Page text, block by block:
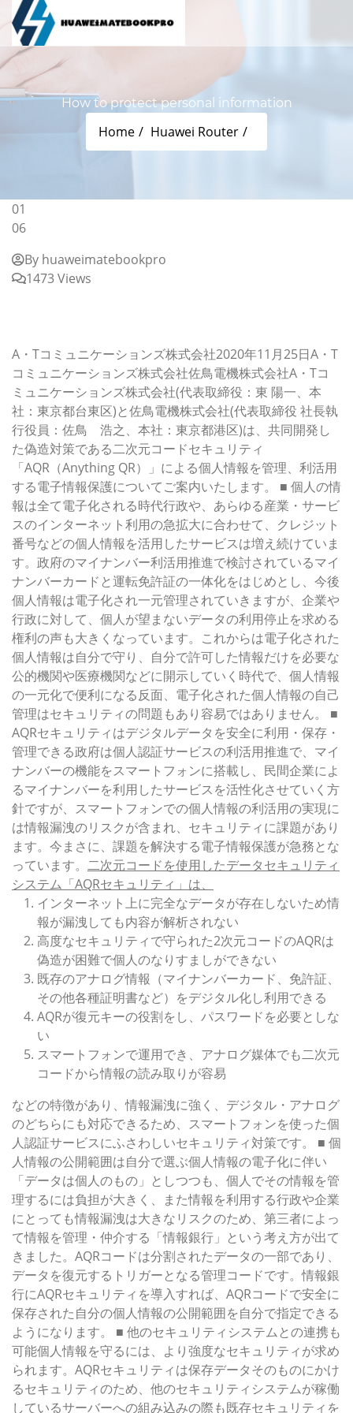
How to protect personal information
Home Huawei Router
01
06
By huaweimatebookpro
1473 Views
A・Tコミュニケーションズ株式会社2020年11月25日A・T
コミュニケーションズ株式会社佐鳥電機株式会社A・Tコ
ミュニケーションズ株式会社(代表取締役：東 陽一、本
社：東京都台東区)と佐鳥電機株式会社(代表取締役 社長執
行役員：佐鳥 浩之、本社：東京都港区)は、共同開発し
た偽造対策である二次元コードセキュリティ
「AQR（Anything QR）」による個人情報を管理、利活用
する電子情報保護についてご案内いたします。 ■ 個人の情
報は全て電子化される時代行政や、あらゆる産業・サービ
スのインターネット利用の急拡大に合わせて、クレジット
番号などの個人情報を活用したサービスは増え続けていま
す。政府のマイナンバー利活用推進で検討されているマイ
ナンバーカードと運転免許証の一体化をはじめとし、今後
個人情報は電子化され一元管理されていきますが、企業や
行政に対して、個人が望まないデータの利用停止を求める
権利の声も大きくなっています。これからは電子化された
個人情報は自分で守り、自分で許可した情報だけを必要な
公的機関や医療機関などに開示していく時代で、個人情報
の一元化で便利になる反面、電子化された個人情報の自己
管理はセキュリティの問題もあり容易ではありません。 ■
AQRセキュリティはデジタルデータを安全に利用・保存・
管理できる政府は個人認証サービスの利活用推進で、マイ
ナンバーの機能をスマートフォンに搭載し、民間企業によ
るマイナンバーを利用したサービスを活性化させていく方
針ですが、スマートフォンでの個人情報の利活用の実現に
は情報漏洩のリスクが含まれ、セキュリティに課題があり
ます。今まさに、課題を解決する電子情報保護が急務とな
っています。 二次元コードを使用したデータセキュリティ
システム「AQRセキュリティ」は、
インターネット上に完全なデータが存在しないため情
報が漏洩しても内容が解析されない
高度なセキュリティで守られた2次元コードのAQRは
偽造が困難で個人のなりすましができない
既存のアナログ情報（マイナンバーカード、免許証、
その他各種証明書など）をデジタル化し利用できる
AQRが復元キーの役割をし、パスワードを必要としな
い
スマートフォンで運用でき、アナログ媒体でも二次元
コードから情報の読み取りが容易
などの特徴があり、情報漏洩に強く、デジタル・アナログ
のどちらにも対応できるため、スマートフォンを使った個
人認証サービスにふさわしいセキュリティ対策です。 ■ 個
人情報の公開範囲は自分で選ぶ個人情報の電子化に伴い
「データは個人のもの」としつつも、個人でその情報を管
理するには負担が大きく、また情報を利用する行政や企業
にとっても情報漏洩は大きなリスクのため、第三者によっ
て情報を管理・仲介する「情報銀行」という考え方が出て
きました。AQRコードは分割されたデータの一部であり、
データを復元するトリガーとなる管理コードです。情報銀
行にAQRセキュリティを導入すれば、AQRコードで安全に
保存された自分の個人情報の公開範囲を自分で指定できる
ようになります。 ■ 他のセキュリティシステムとの連携も
可能個人情報を守るには、より強度なセキュリティが求め
られます。AQRセキュリティは保存データそのものにかけ
るセキュリティのため、他のセキュリティシステムが稼働
しているサーバーへの組み込みの際も既存セキュリティを